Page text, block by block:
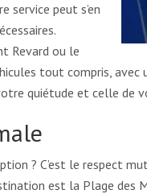
service peut s’en
Revard ou le
tout compris,
quiétude et celle de
? C’est le respect
est la Plage des